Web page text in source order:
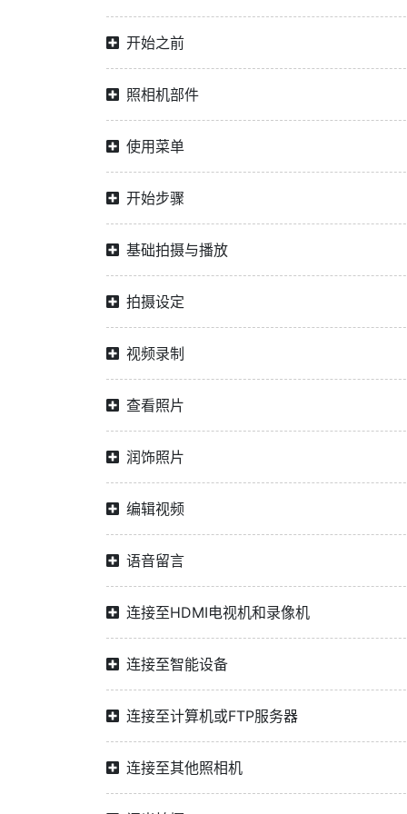
开始之前
照相机部件
使用菜单
开始步骤
基础拍摄与播放
拍摄设定
视频录制
查看照片
润饰照片
编辑视频
语音留言
连接至HDMI电视机和录像机
连接至智能设备
连接至计算机或FTP服务器
连接至其他照相机